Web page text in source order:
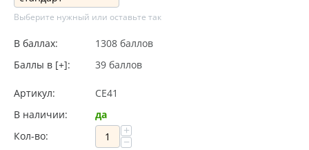
Выберите нужный или оставьте так
В баллах:
1308 баллов
Баллы в [+]:
39 баллов
Артикул:
CE41
В наличии:
да
Кол-во:
+
−